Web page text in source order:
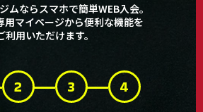
ムならスマホで簡単WEB入会。
用マイページから便利な機能を
利用いただけます。
2 3 4